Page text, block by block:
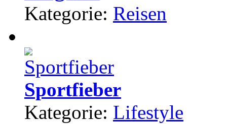
Kategorie: Reisen
Sportfieber
Kategorie: Lifestyle